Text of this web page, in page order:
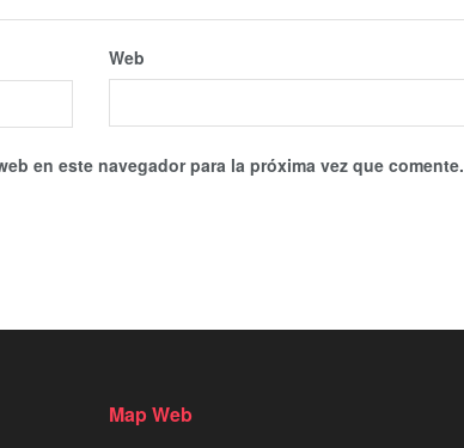
Web
en este navegador para la próxima vez que comente.
Map Web